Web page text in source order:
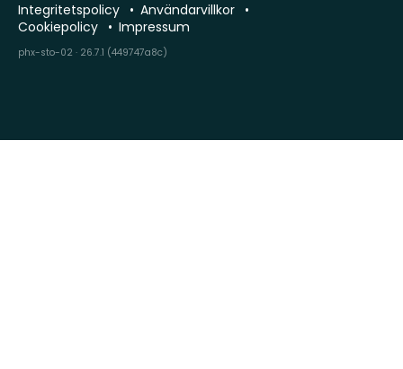
Integritetspolicy
Användarvillkor
Cookiepolicy
Impressum
phx-sto-02 · 26.7.1 (449747a8c)